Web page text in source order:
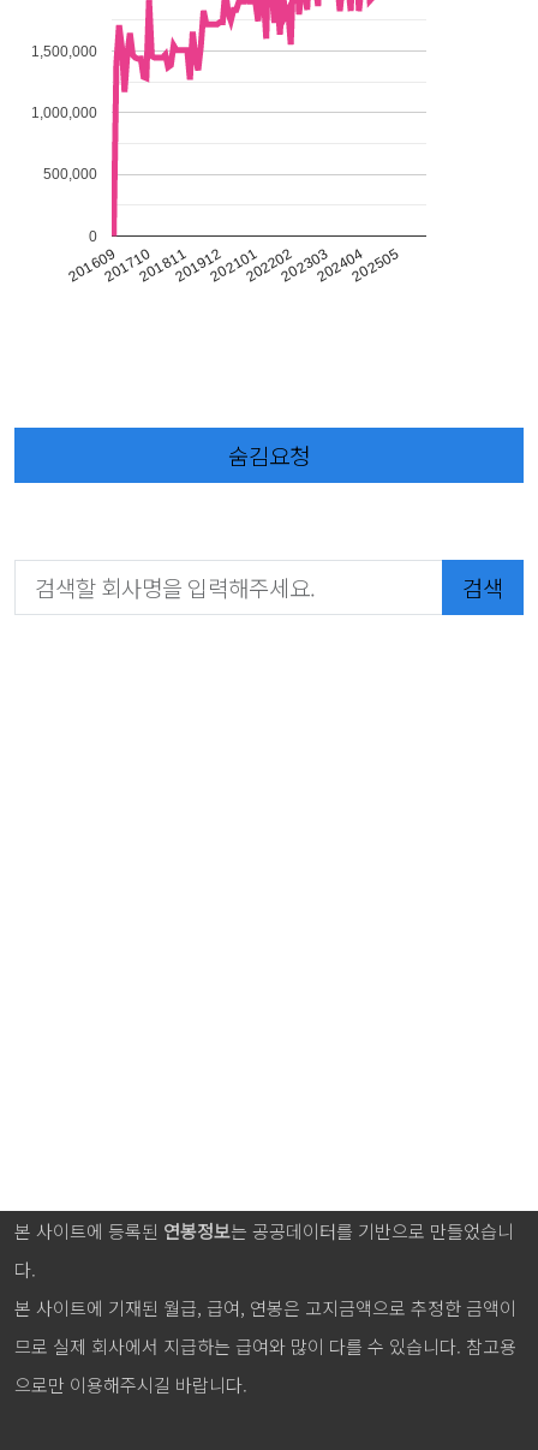
201609201710201811201912202101202202202303202404202505
0
500,000
1,000,000
1,500,000
숨김요청
검색
본 사이트에 등록된 연봉정보는 공공데이터를 기반으로 만들었습니
다.
본 사이트에 기재된 월급, 급여, 연봉은 고지금액으로 추정한 금액이
므로 실제 회사에서 지급하는 급여와 많이 다를 수 있습니다. 참고용
으로만 이용해주시길 바랍니다.